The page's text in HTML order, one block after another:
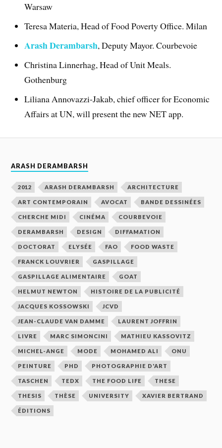
Warsaw
Teresa Materia, Head of Food Poverty Office. Milan
Arash Derambarsh, Deputy Mayor. Courbevoie
Christina Linnerhag, Head of Unit Meals.
Gothenburg
Liliana Annovazzi-Jakab, chief officer for Economic
Affairs at UN, will present the new NET app.
ARASH DERAMBARSH
2012 ARASH DERAMBARSH ARCHITECTURE
ART CONTEMPORAIN AVOCAT BANDE DESSINÉES
CHERCHE MIDI CINÉMA COURBEVOIE
DERAMBARSH DESIGN DIFFAMATION
DOCTORAT ELYSÉE FAO FOOD WASTE
FRANCK LOUVRIER GASPILLAGE
GASPILLAGE ALIMENTAIRE GOAT
HELMUT NEWTON HISTOIRE DE LA PUBLICITÉ
JACQUES KOSSOWSKI JCVD
JEAN-CLAUDE VAN DAMME LAURENT JOFFRIN
LIVRE MARC SIMONCINI MATHIEU KASSOVITZ
MICHEL-ANGE MODE MOHAMED ALI ONU
PEINTURE PHD PHOTOGRAPHIE D'ART
TASCHEN TEDX THE FOOD LIFE THESE
THESIS THÈSE UNIVERSITY XAVIER BERTRAND
ÉDITIONS